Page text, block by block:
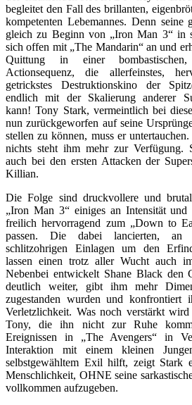
begleitet den Fall des brillanten,
kompetenten Lebemannes. Denn
gleich zu Beginn von „Iron Man 3“ in
sich offen mit „The Mandarin“ an und
Quittung in einer bombastischen,
Actionsequenz, die allerfeinstes,
getrickstes Destruktionskino der
endlich mit der Skalierung anderer
kann! Tony Stark, vermeintlich bei
nun zurückgeworfen auf seine
stellen zu können, muss er
nichts steht ihm mehr zur Verfügung.
auch bei den ersten Attacken der
Killian.
Die Folge sind druckvollere und
„Iron Man 3“ einiges an Intensität und
freilich hervorragend zum „Down to
passen. Die dabei lancierten, an
schlitzohrigen Einlagen um den
lassen einen trotz aller Wucht auch
Nebenbei entwickelt Shane Black den
deutlich weiter, gibt ihm mehr
zugestanden wurden und konfrontiert
Verletzlichkeit. Was noch verstärkt
Tony, die ihn nicht zur Ruhe
Ereignissen in „The Avengers“ in
Interaktion mit einem kleinen
selbstgewähltem Exil hilft, zeigt Stark
Menschlichkeit, OHNE seine
vollkommen aufzugeben.